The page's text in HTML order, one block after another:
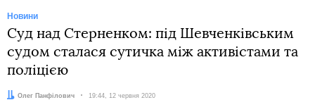
Новини
Суд над Стерненком: під Шевченківським
судом сталася сутичка між активістами та
поліцією
Автор:
Олег Панфілович Дата:
19:44, 12 червня 2020